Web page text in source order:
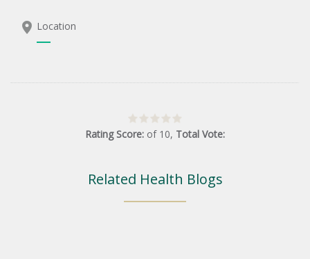
Location
Rating Score: of 10, Total Vote:
Related Health Blogs